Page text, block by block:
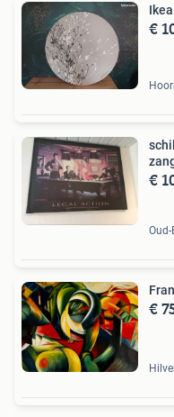
€
€
Oud-
€